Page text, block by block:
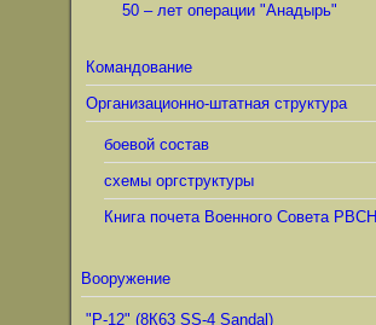
50 – лет операции "Анадырь"
Командование
Организационно-штатная структура
боевой состав
схемы оргструктуры
Книга почета Военного Совета РВСН
Вооружение
"Р-12" (8К63 SS-4 Sandal)